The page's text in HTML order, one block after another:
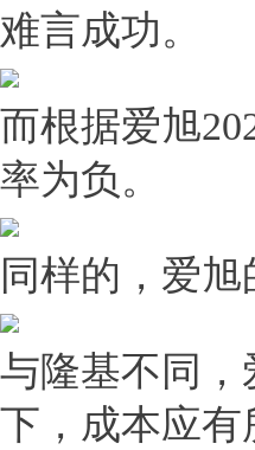
难言成功。
而根据爱旭
率为负。
同样的，爱
与隆基不同
下，成本应